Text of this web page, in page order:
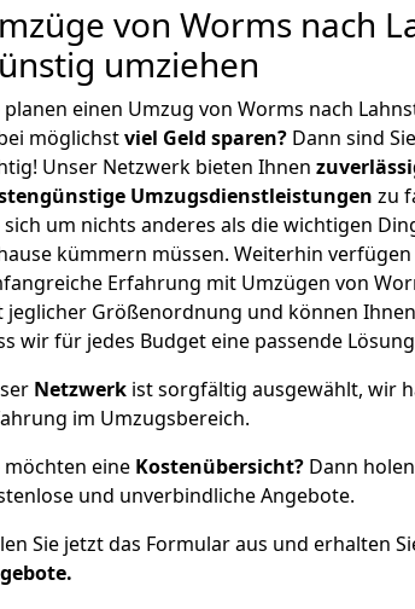
von Worms nach
umziehen
planen einen Umzug von Worms nach
möglichstviel Geld sparen? Dann sind
Unser Netzwerk bieten Ihnen
Umzugsdienstleistungen zu
sich um nichts anderes als die wichtigen
kümmern müssen. Weiterhin
Erfahrung mit Umzügen von
jeglicher Größenordnung und können
wir für jedes Budget eine passende
Netzwerk ist sorgfältig ausgewählt, wir
im Umzugsbereich.
möchten eine Kostenübersicht? Dann
und unverbindliche Angebote.
Sie jetzt das Formular aus und erhalten